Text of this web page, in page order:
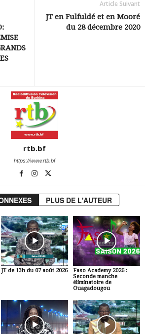
Article Suivant
JT en Fulfuldé et en Mooré
du 28 décembre 2020
rtb.bf
https://www.rtb.bf
PLUS DE L'AUTEUR
JT de 13h du 07 août 2026
Faso Academy 2026 :
Seconde manche
éliminatoire de
Ouagadougou